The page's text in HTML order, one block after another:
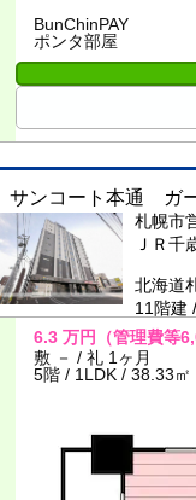
BunChinPAY
ポンタ部屋
サンコート本通 ガ
札幌市
ＪＲ千
北海道
11階建
6.3 万円
（管理費等
敷 － / 礼 1ヶ月
5階 / 1LDK / 38.33㎡